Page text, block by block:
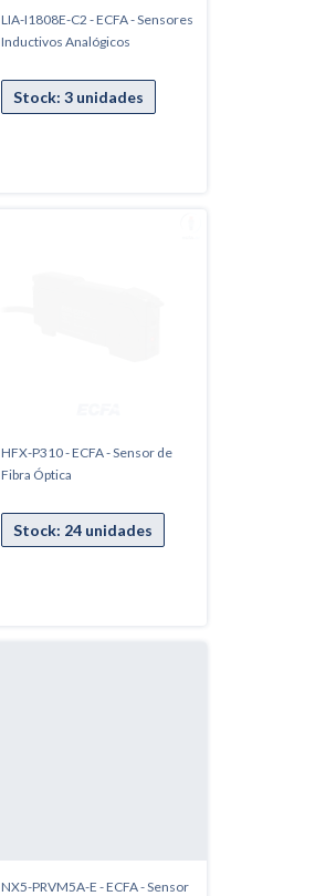
LIA-I1808E-C2 - ECFA - Sensores
Inductivos Analógicos
HFX-P310 - ECFA - Sensor de
Fibra Óptica
NX5-PRVM5A-E - ECFA - Sensor